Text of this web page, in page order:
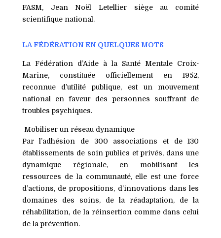
FASM, Jean Noël Letellier siège au comité
scientifique national.
LA FÉDÉRATION EN QUELQUES MOTS
La Fédération d’Aide à la Santé Mentale Croix-
Marine, constituée officiellement en 1952,
reconnue d’utilité publique, est un mouvement
national en faveur des personnes souffrant de
troubles psychiques.
Mobiliser un réseau dynamique
Par l’adhésion de 300 associations et de130
établissements de soin publics et privés, dans une
dynamique régionale, en mobilisant les
ressources de la communauté, elle est une force
d’actions, de propositions, d’innovations dans les
domaines des soins, de la réadaptation, de la
réhabilitation, de la réinsertion comme dans celui
de la prévention.